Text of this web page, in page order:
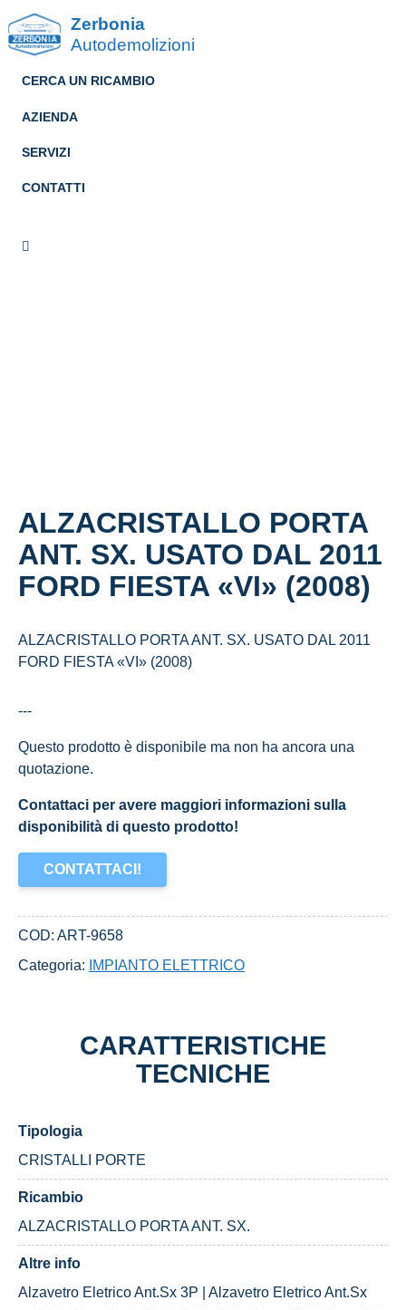
Zerbonia
Autodemolizioni
CERCA UN RICAMBIO
AZIENDA
SERVIZI
CONTATTI
ALZACRISTALLO PORTA
ANT. SX. USATO DAL 2011
FORD FIESTA «VI» (2008)
ALZACRISTALLO PORTA ANT. SX. USATO DAL 2011
FORD FIESTA «VI» (2008)
---
Questo prodotto è disponibile ma non ha ancora una
quotazione.
Contattaci per avere maggiori informazioni sulla
disponibilità di questo prodotto!
CONTATTACI!
COD: ART-9658
Categoria:
IMPIANTO ELETTRICO
CARATTERISTICHE
TECNICHE
Tipologia
CRISTALLI PORTE
Ricambio
ALZACRISTALLO PORTA ANT. SX.
Altre info
Alzavetro Eletrico Ant.Sx 3P | Alzavetro Eletrico Ant.Sx